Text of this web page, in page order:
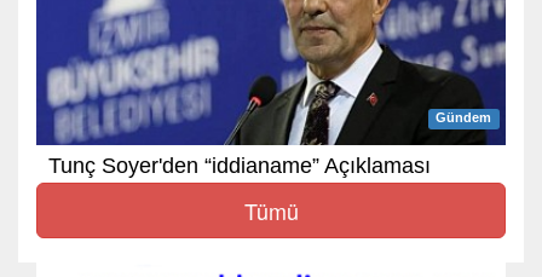
Gündem
Tunç Soyer'den “iddianame” Açıklaması
Tümü